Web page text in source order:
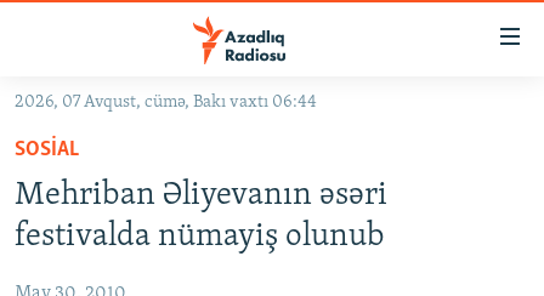
Əsas
qayıt
Əsas
naviqasiyaya
qayıt
GÜNDƏM
#İZAHLA
KORRUPSIOMETR
2026, 07 Avqust, cümə, Bakı vaxtı 06:44
SOSIAL
Mehriban Əliyevanın əsəri
festivalda nümayiş olunub